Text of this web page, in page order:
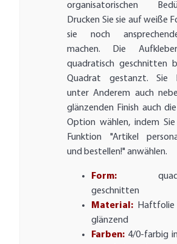
organisatorischen
Drucken Sie sie auf weiße
sie noch
machen. Die
quadratisch geschnitten
Quadrat gestanzt. Sie
unter Anderem auch
glänzenden Finish auch
Option wählen, indem Sie
Funktion "Artikel
und bestellen!" anwählen.
Form:
geschnitten
Material:
glänzend
Farben: 4/0-farbig